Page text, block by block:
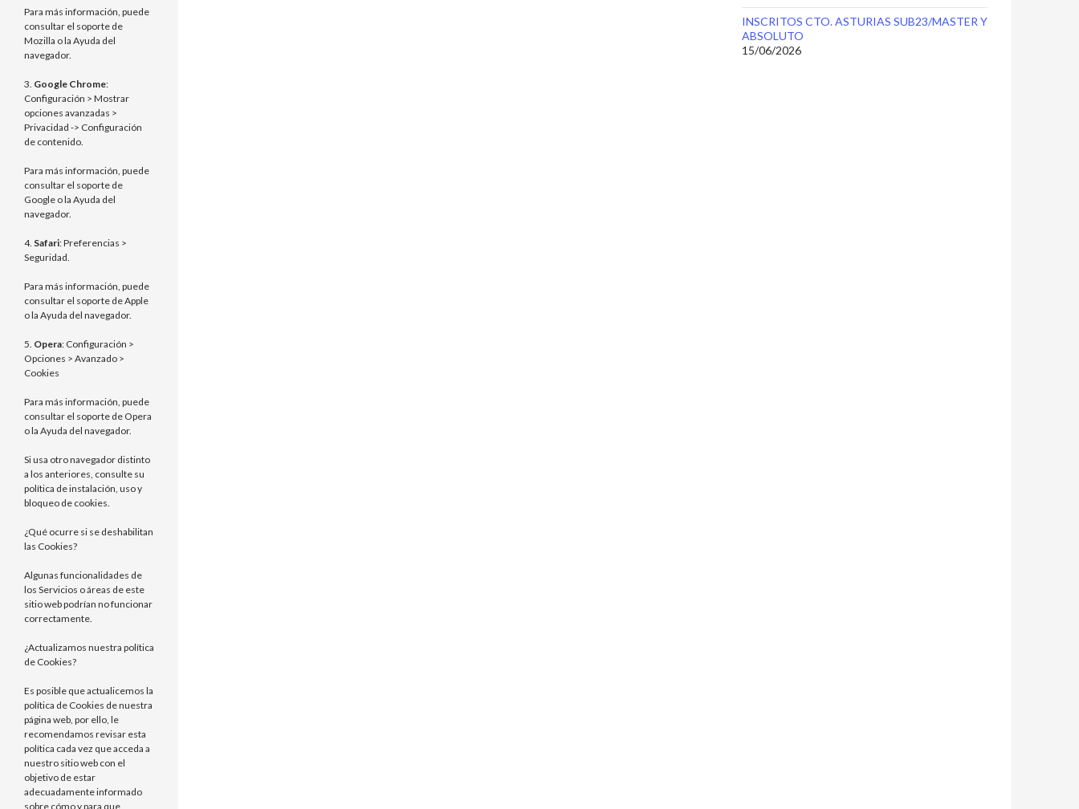
INSCRITOS CTO. ASTURIAS SUB23/MASTER Y
ABSOLUTO
15/06/2026
Para más información, puede
consultar el soporte de
Mozilla o la Ayuda del
navegador.
3. Google Chrome:
Configuración > Mostrar
opciones avanzadas >
Privacidad -> Configuración
de contenido.
Para más información, puede
consultar el soporte de
Google o la Ayuda del
navegador.
4. Safari: Preferencias >
Seguridad.
Para más información, puede
consultar el soporte de Apple
o la Ayuda del navegador.
5. Opera: Configuración >
Opciones > Avanzado >
Cookies
Para más información, puede
consultar el soporte de Opera
o la Ayuda del navegador.
Si usa otro navegador distinto
a los anteriores, consulte su
política de instalación, uso y
bloqueo de cookies.
¿Qué ocurre si se deshabilitan
las Cookies?
Algunas funcionalidades de
los Servicios o áreas de este
sitio web podrían no funcionar
correctamente.
¿Actualizamos nuestra política
de Cookies?
Es posible que actualicemos la
política de Cookies de nuestra
página web, por ello, le
recomendamos revisar esta
política cada vez que acceda a
nuestro sitio web con el
objetivo de estar
adecuadamente informado
sobre cómo y para que